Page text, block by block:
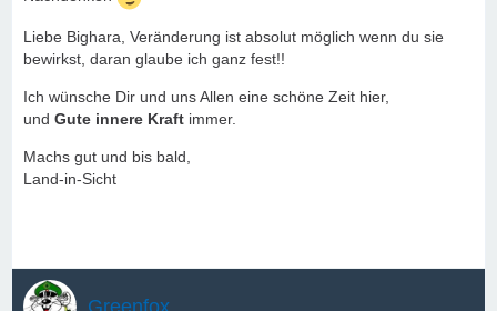
Liebe Bighara, Veränderung ist absolut möglich wenn du sie
bewirkst, daran glaube ich ganz fest!!
Ich wünsche Dir und uns Allen eine schöne Zeit hier,
und Gute innere Kraft immer.
Machs gut und bis bald,
Land-in-Sicht
Greenfox